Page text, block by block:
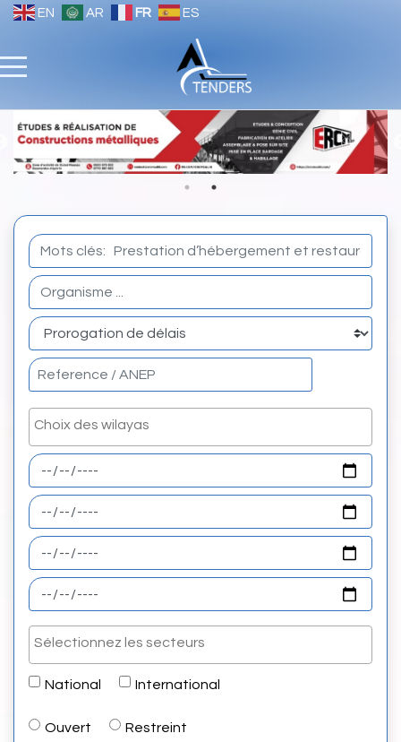
EN AR FR ES
National International
Ouvert Restreint